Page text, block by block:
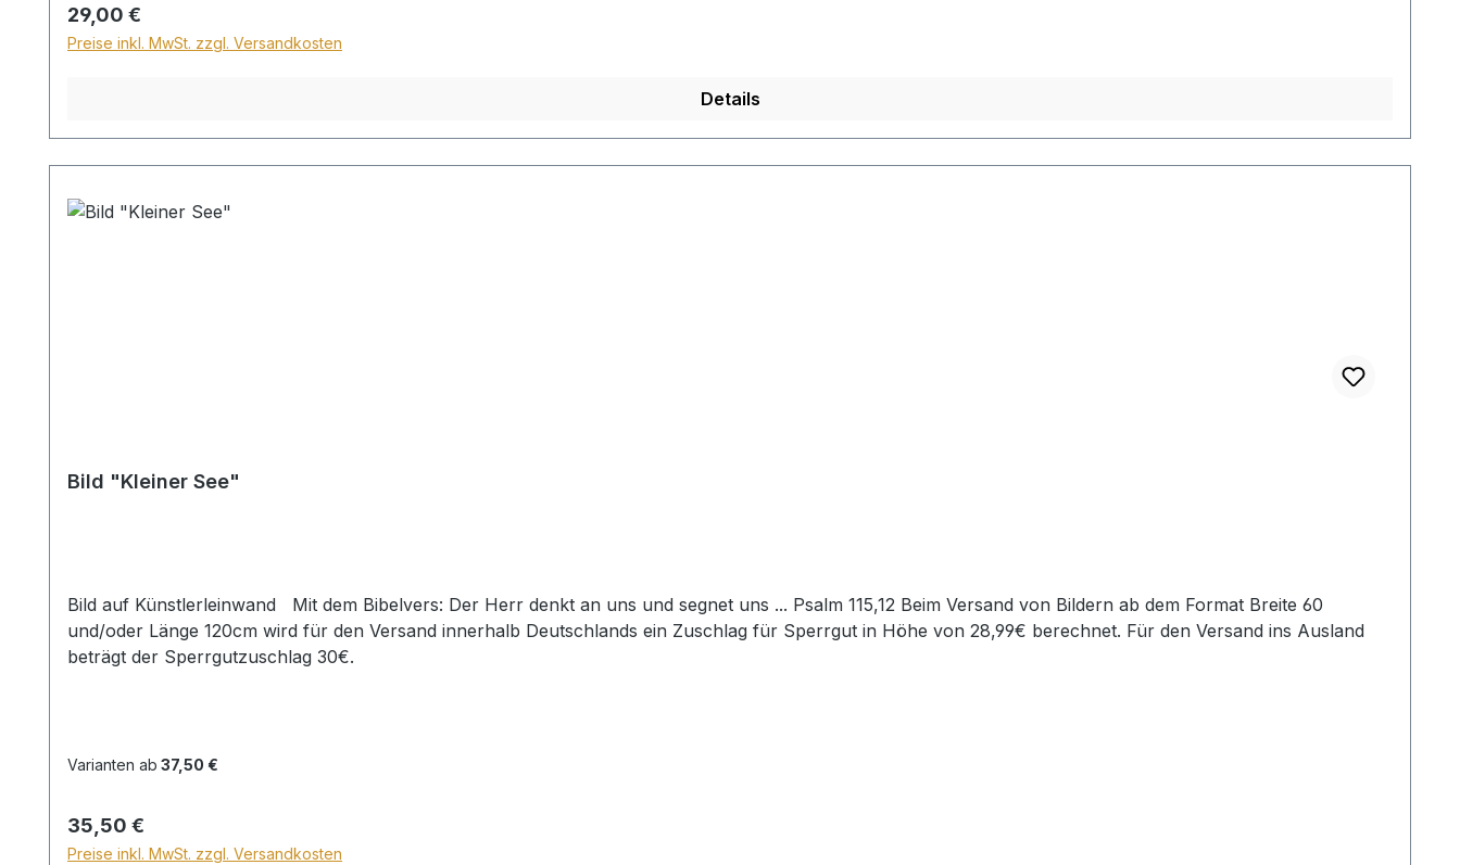
Regulärer Preis:
29,00 €
Preise inkl. MwSt. zzgl. Versandkosten
Details
Bild "Kleiner See"
Bild auf Künstlerleinwand Mit dem Bibelvers: Der Herr denkt an uns und segnet uns ... Psalm 115,12 Beim Versand von Bildern ab dem Format Breite 60
und/oder Länge 120cm wird für den Versand innerhalb Deutschlands ein Zuschlag für Sperrgut in Höhe von 28,99€ berechnet. Für den Versand ins Ausland
beträgt der Sperrgutzuschlag 30€.
Varianten ab 37,50 €
Regulärer Preis:
35,50 €
Preise inkl. MwSt. zzgl. Versandkosten